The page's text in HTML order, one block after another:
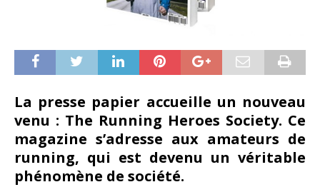
La presse papier accueille un nouveau
venu : The Running Heroes Society. Ce
magazine s’adresse aux amateurs de
running, qui est devenu un véritable
phénomène de société.